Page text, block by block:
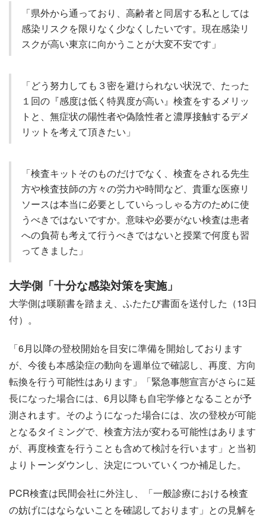
「県外から通っており、高齢者と同居する私としては
感染リスクを限りなく少なくしたいです。現在感染リ
スクが高い東京に向かうことが大変不安です」
「どう努力しても３密を避けられない状況で、たった
１回の『感度は低く特異度が高い』検査をするメリッ
トと、無症状の陽性者や偽陰性者と濃厚接触するデメ
リットを考えて頂きたい」
「検査キットそのものだけでなく、検査をされる先生
方や検査技師の方々の労力や時間など、貴重な医療リ
ソースは本当に必要としていらっしゃる方のために使
うべきではないですか。意味や必要がない検査は患者
への負荷も考えて行うべきではないと授業で何度も習
ってきました」
大学側「十分な感染対策を実施」
大学側は嘆願書を踏まえ、ふたたび書面を送付した（13日
付）。
「6月以降の登校開始を目安に準備を開始しております
が、今後も本感染症の動向を週単位で確認し、再度、方向
転換を行う可能性はあります」「緊急事態宣言がさらに延
長になった場合には、6月以降も自宅学修となることが予
測されます。そのようになった場合には、次の登校が可能
となるタイミングで、検査方法が変わる可能性はあります
が、再度検査を行うことも含めて検討を行います」と当初
よりトーンダウンし、決定についていくつか補足した。
PCR検査は民間会社に外注し、「一般診療における検査
の妨げにはならないことを確認しております」との見解を